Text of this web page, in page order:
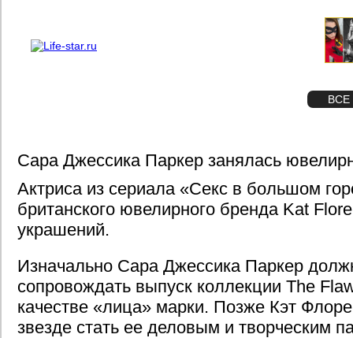
ВСЕ
Сара Джессика Паркер занялась
Актриса из сериала «Секс в большом
британского ювелирного бренда Kat
украшений.
Изначально Сара Джессика Паркер
сопровождать выпуск коллекции The
качестве «лица» марки. Позже Кэт
звезде стать ее деловым и творческим